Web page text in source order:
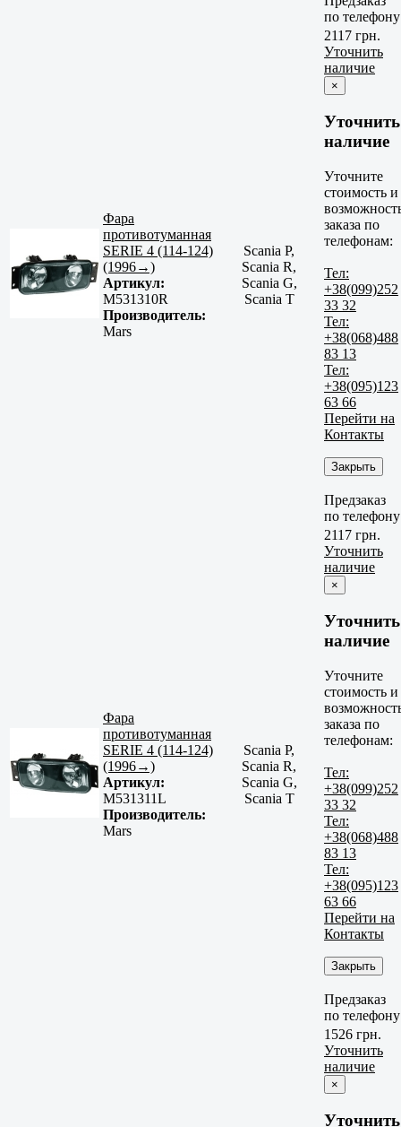
по телефону
Фара
противотуманная
SERIE 4 (114-124)
(1996→)
Артикул:
M531310R
Производитель:
Mars
Scania P,
Scania R,
Scania G,
Scania T
2117 грн.
Уточнить
наличие
×
Уточнить
наличие
Уточните
стоимость и
заказа по
телефонам:
Тел:
+38(099)252
33 32
Тел:
+38(068)488
83 13
Тел:
+38(095)123
63 66
Перейти на
Контакты
Закрыть
Предзаказ
по телефону
Фара
противотуманная
SERIE 4 (114-124)
(1996→)
Артикул:
M531311L
Производитель:
Mars
Scania P,
Scania R,
Scania G,
Scania T
2117 грн.
Уточнить
наличие
×
Уточнить
наличие
Уточните
стоимость и
заказа по
телефонам:
Тел:
+38(099)252
33 32
Тел:
+38(068)488
83 13
Тел:
+38(095)123
63 66
Перейти на
Контакты
Закрыть
Предзаказ
по телефону
1526 грн.
Уточнить
наличие
×
Уточнить